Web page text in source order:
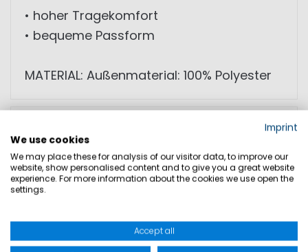
• hoher Tragekomfort
• bequeme Passform
MATERIAL: Außenmaterial: 100% Polyester
PRODUKTSICHERHEIT
DAZU PASST
Imprint
We use cookies
We may place these for analysis of our visitor data, to improve our
website, show personalised content and to give you a great website
experience. For more information about the cookies we use open the
settings.
Accept all